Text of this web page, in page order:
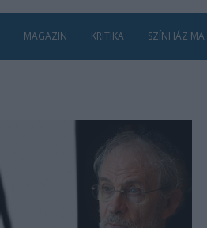
MAGAZIN KRITIKA SZÍNHÁZ MA